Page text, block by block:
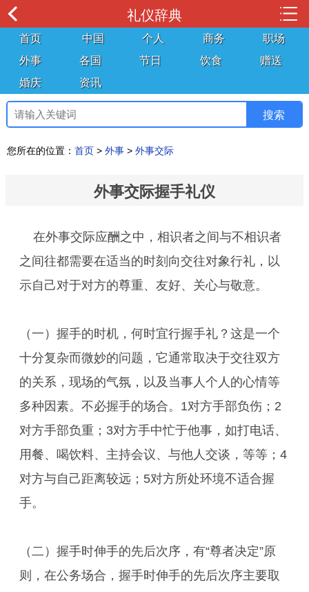
礼仪辞典
首页 中国 个人 商务
职场
外事
各国 节日 饮食
赠送
婚庆
资讯
您所在的位置： 首页 > 外事 > 外事交际
外事交际握手礼仪
在外事交际应酬之中，相识者之间与不相识者
之间往都需要在适当的时刻向交往对象行礼，以
示自己对于对方的尊重、友好、关心与敬意。
（一）握手的时机，何时宜行握手礼？这是一个
十分复杂而微妙的问题，它通常取决于交往双方
的关系，现场的气氛，以及当事人个人的心情等
多种因素。不必握手的场合。1对方手部负伤；2
对方手部负重；3对方手中忙于他事，如打电话、
用餐、喝饮料、主持会议、与他人交谈，等等；4
对方与自己距离较远；5对方所处环境不适合握
手。
（二）握手时伸手的先后次序，有“尊者决定”原
则，在公务场合，握手时伸手的先后次序主要取